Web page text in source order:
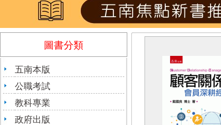
圖書分類
五南本版
公職考試
教科專業
政府出版